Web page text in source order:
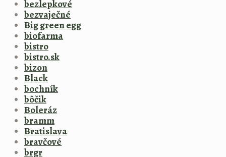
bezlepkové
bezvaječné
Big green egg
biofarma
bistro
bistro.sk
bizon
Black
bochník
bôčik
Boleráz
bramm
Bratislava
bravčové
brgr